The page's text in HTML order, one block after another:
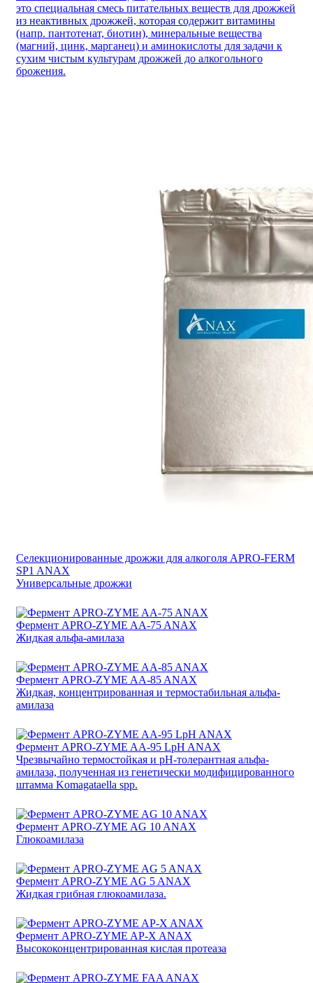
это специальная смесь питательных веществ для дрожжей
из неактивных дрожжей, которая содержит витамины
(напр. пантотенат, биотин), минеральные вещества
(магний, цинк, марганец) и аминокислоты для задачи к
сухим чистым культурам дрожжей до алкогольного
брожения.
Селекционированные дрожжи для алкоголя APRO-FERM
SP1 ANAX
Универсальные дрожжи
Фермент APRO-ZYME AA-75 ANAX
Жидкая альфа-амилаза
Фермент APRO-ZYME AA-85 ANAX
Жидкая, концентрированная и термостабильная альфа-
амилаза
Фермент APRO-ZYME AA-95 LpH ANAX
Чрезвычайно термостойкая и pH-толерантная альфа-
амилаза, полученная из генетически модифицированного
штамма Komagataella spp.
Фермент APRO-ZYME AG 10 ANAX
Глюкоамилаза
Фермент APRO-ZYME AG 5 ANAX
Жидкая грибная глюкоамилаза.
Фермент APRO-ZYME AP-X ANAX
Высококонцентрированная кислая протеаза